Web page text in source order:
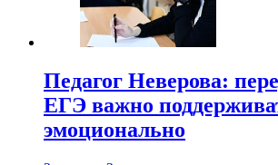
Педагог Неверова:
ЕГЭ важно
эмоционально